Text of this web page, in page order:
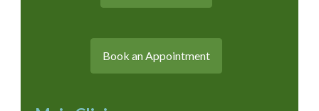
Book an Appointment